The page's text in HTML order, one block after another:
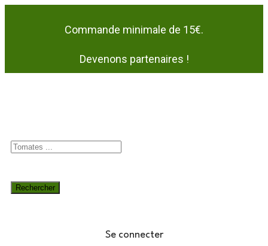
Commande minimale de 15€.
Devenons partenaires !
Se connecter